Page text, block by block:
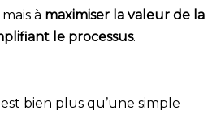
à maximiser la valeur de la
le processus.
bien plus qu’une simple